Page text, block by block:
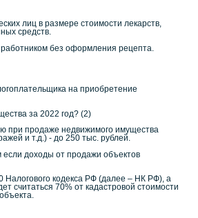
лиц в размере стоимости лекарств,
средств.
без оформления рецепта.
на приобретение
за 2022 год? (2)
при продаже недвижимого имущества
и т.д.) - до 250 тыс. рублей.
если доходы от продажи объектов
Налогового кодекса РФ (далее – НК РФ), а
считаться 70% от кадастровой стоимости